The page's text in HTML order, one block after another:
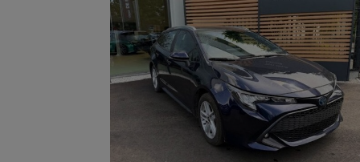
DYNAMIC
Waarborg 73